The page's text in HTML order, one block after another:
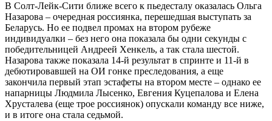
В Солт-Лейк-Сити ближе всего к пьедесталу оказалась Ольга
Назарова – очередная россиянка, перешедшая выступать за
Беларусь. Но ее подвел промах на втором рубеже
индивидуалки – без него она показала бы одни секунды с
победительницей Андреей Хенкель, а так стала шестой.
Назарова также показала 14-й результат в спринте и 11-й в
дебютировавшей на ОИ гонке преследования, а еще
закончила первый этап эстафеты на втором месте – однако ее
напарницы Людмила Лысенко, Евгения Куцепалова и Елена
Хрусталева (еще трое россиянок) опускали команду все ниже,
и в итоге она стала седьмой.